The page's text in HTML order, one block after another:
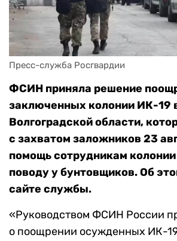
Пресс-служба Росгвардии
ФСИН приняла решение
заключенных колонии ИК-19
Волгоградской области,
с захватом заложников 23
помощь сотрудникам
поводу у бунтовщиков. Об
сайте службы.
«Руководством ФСИН России
о поощрении осужденных ИК-